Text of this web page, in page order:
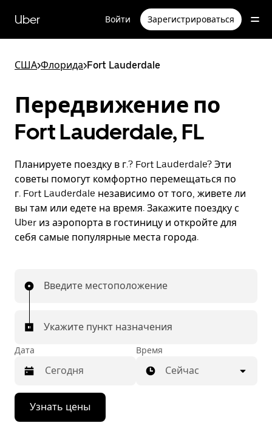
перейти
к
Uber Войти Зарегистрироваться
США>Флорида>Fort Lauderdale
Передвижение по
Fort Lauderdale, FL
Планируете поездку в г.? Fort Lauderdale? Эти
советы помогут комфортно перемещаться по
г. Fort Lauderdale независимо от того, живете ли
вы там или едете на время. Закажите поездку с
Uber из аэропорта в гостиницу и откройте для
себя самые популярные места города.
Введите местоположение
Укажите пункт назначения
Дата
Нажмите
стрелку
вниз,
Время
Сейчас
Узнать цены